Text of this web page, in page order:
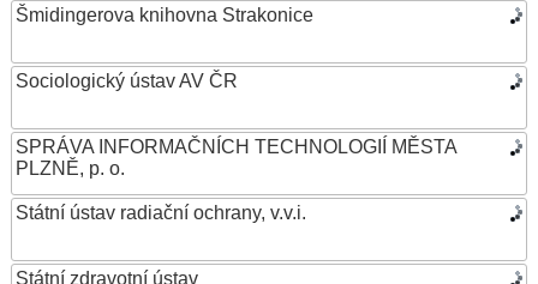
Šmidingerova knihovna Strakonice
Sociologický ústav AV ČR
SPRÁVA INFORMAČNÍCH TECHNOLOGIÍ MĚSTA
PLZNĚ, p. o.
Státní ústav radiační ochrany, v.v.i.
Státní zdravotní ústav